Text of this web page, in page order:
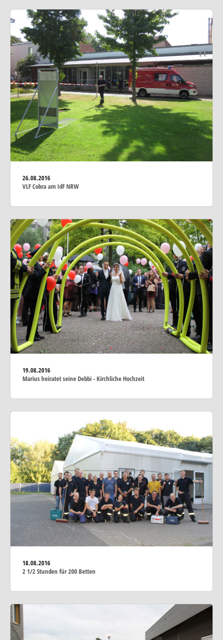
26.08.2016
VLF Cobra am IdF NRW
19.08.2016
Marius heiratet seine Debbi - Kirchliche Hochzeit
18.08.2016
2 1/2 Stunden für 200 Betten